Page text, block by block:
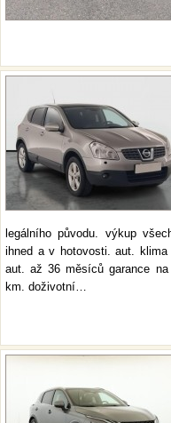
legálního původu. výkup
ihned a v hotovosti. aut.
aut. až 36 měsíců garance
km. doživotní…